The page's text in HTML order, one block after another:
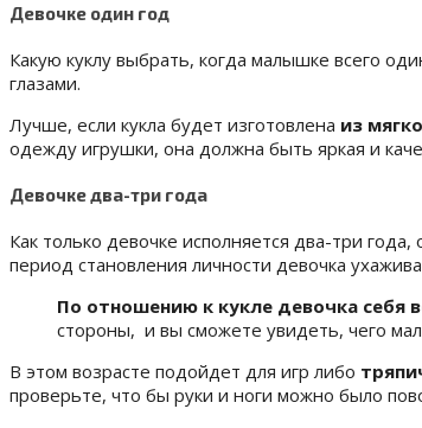
Девочке один год
Какую куклу выбрать, когда малышке всего
глазами.
Лучше, если кукла будет изготовлена из
одежду игрушки, она должна быть яркая и
Девочке два-три года
Как только девочке исполняется два-три года,
период становления личности девочка
По отношению к кукле девочка себя
стороны, и вы сможете увидеть, чего
В этом возрасте подойдет для игр либо
проверьте, что бы руки и ноги можно было